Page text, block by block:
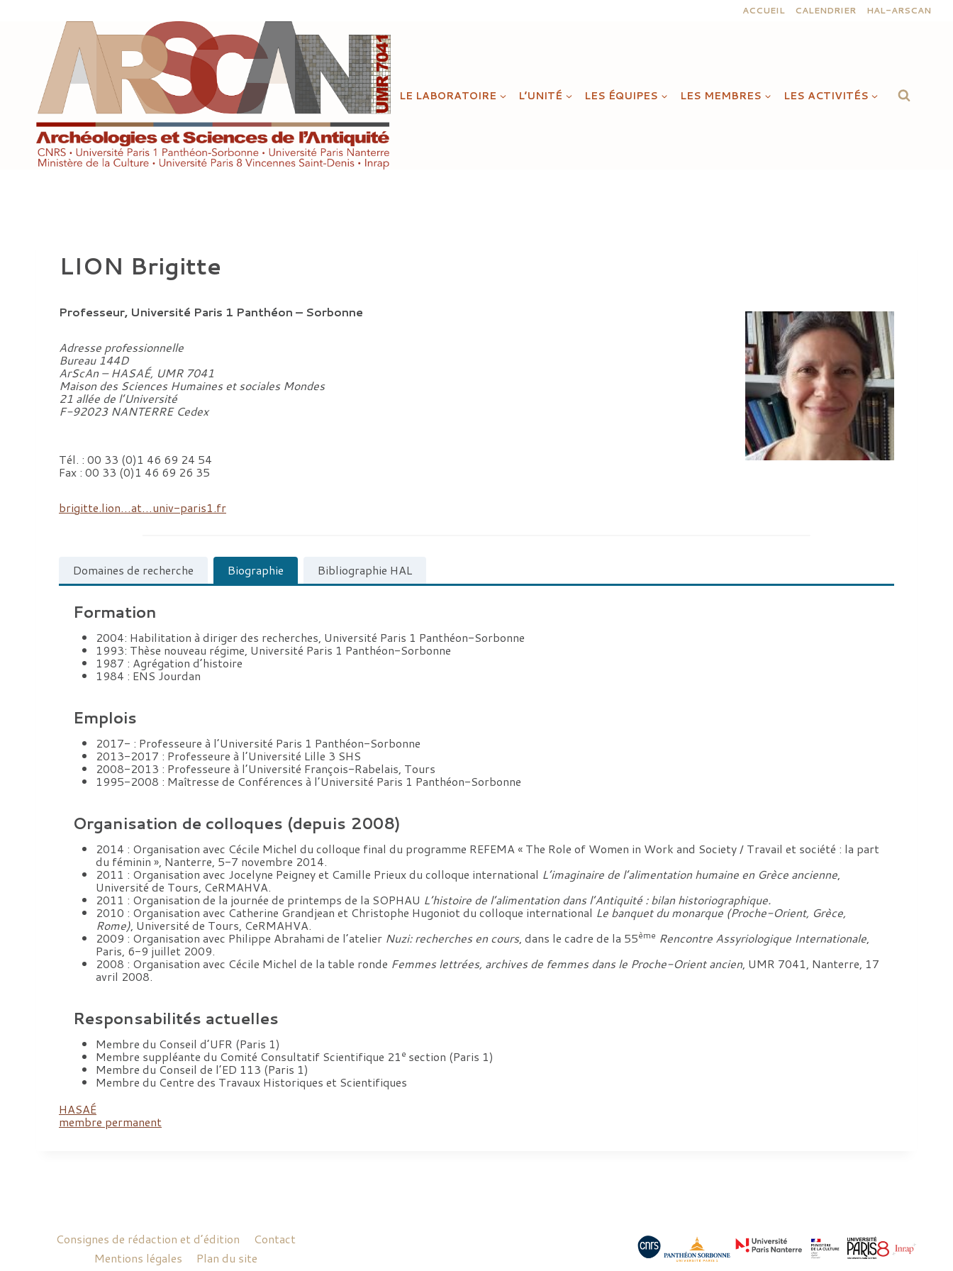
ACCUEIL CALENDRIER HAL-ARSCAN
LE LABORATOIRE L’UNITÉ LES ÉQUIPES LES MEMBRES LES ACTIVITÉS
LION Brigitte
Professeur, Université Paris 1 Panthéon – Sorbonne
Adresse professionnelle
Bureau 144D
ArScAn – HASAÉ, UMR 7041
Maison des Sciences Humaines et sociales Mondes
21 allée de l’Université
F-92023 NANTERRE Cedex
Tél. : 00 33 (0)1 46 69 24 54
Fax : 00 33 (0)1 46 69 26 35
brigitte.lion…at…univ-paris1.fr
Domaines de recherche Biographie Bibliographie HAL
Formation
2004: Habilitation à diriger des recherches, Université Paris 1 Panthéon-Sorbonne
1993: Thèse nouveau régime, Université Paris 1 Panthéon-Sorbonne
1987 : Agrégation d’histoire
1984 : ENS Jourdan
Emplois
2017- : Professeure à l’Université Paris 1 Panthéon-Sorbonne
2013-2017 : Professeure à l’Université Lille 3 SHS
2008-2013 : Professeure à l’Université François-Rabelais, Tours
1995-2008 : Maîtresse de Conférences à l’Université Paris 1 Panthéon-Sorbonne
Organisation de colloques (depuis 2008)
2014 : Organisation avec Cécile Michel du colloque final du programme REFEMA « The Role of Women in Work and Society / Travail et société : la part
du féminin », Nanterre, 5-7 novembre 2014.
2011 : Organisation avec Jocelyne Peigney et Camille Prieux du colloque international L’imaginaire de l’alimentation humaine en Grèce ancienne,
Université de Tours, CeRMAHVA.
2011 : Organisation de la journée de printemps de la SOPHAU L’histoire de l’alimentation dans l’Antiquité : bilan historiographique.
2010 : Organisation avec Catherine Grandjean et Christophe Hugoniot du colloque international Le banquet du monarque (Proche-Orient, Grèce,
Rome), Université de Tours, CeRMAHVA.
2009 : Organisation avec Philippe Abrahami de l’atelier Nuzi: recherches en cours, dans le cadre de la 55ème Rencontre Assyriologique Internationale,
Paris, 6-9 juillet 2009.
2008 : Organisation avec Cécile Michel de la table ronde Femmes lettrées, archives de femmes dans le Proche-Orient ancien, UMR 7041, Nanterre, 17
avril 2008.
Responsabilités actuelles
Membre du Conseil d’UFR (Paris 1)
Membre suppléante du Comité Consultatif Scientifique 21e section (Paris 1)
Membre du Conseil de l’ED 113 (Paris 1)
Membre du Centre des Travaux Historiques et Scientifiques
HASAÉ
membre permanent
Consignes de rédaction et d’édition
Contact
Mentions légales
Plan du site